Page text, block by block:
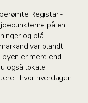
Registan-
på en
og blå
var blandt
er mere end
også lokale
hvor hverdagen